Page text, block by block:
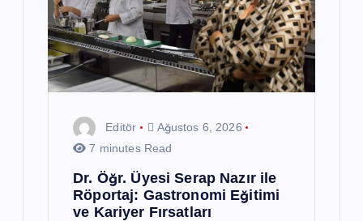
Editör
Ağustos 6, 2026
7 minutes Read
Dr. Öğr. Üyesi Serap Nazır ile
Röportaj: Gastronomi Eğitimi
ve Kariyer Fırsatları